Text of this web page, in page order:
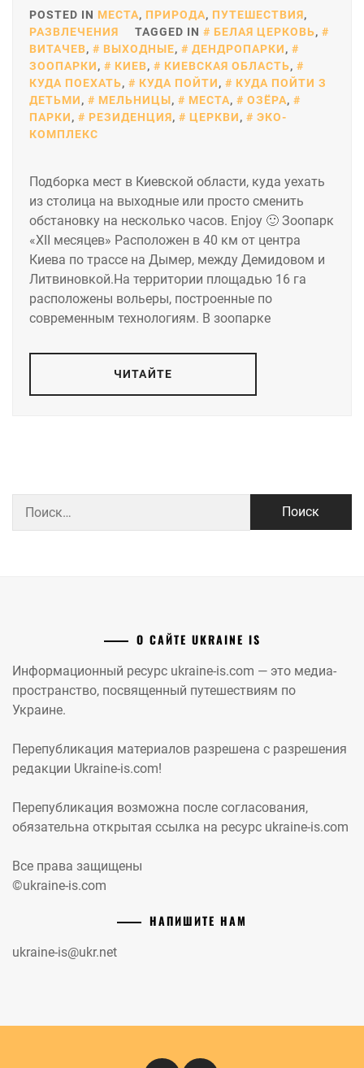
POSTED IN МЕСТА, ПРИРОДА, ПУТЕШЕСТВИЯ,
РАЗВЛЕЧЕНИЯ
TAGGED IN БЕЛАЯ ЦЕРКОВЬ,
ВИТАЧЕВ, ВЫХОДНЫЕ, ДЕНДРОПАРКИ,
ЗООПАРКИ, КИЕВ, КИЕВСКАЯ ОБЛАСТЬ,
КУДА ПОЕХАТЬ, КУДА ПОЙТИ,
КУДА ПОЙТИ З
ДЕТЬМИ, МЕЛЬНИЦЫ, МЕСТА, ОЗЁРА,
ПАРКИ, РЕЗИДЕНЦИЯ, ЦЕРКВИ,
ЭКО-
КОМПЛЕКС
Подборка мест в Киевской области, куда уехать
из столица на выходные или просто сменить
обстановку на несколько часов. Enjoy 🙂 Зоопарк
«XII месяцев» Расположен в 40 км от центра
Киева по трассе на Дымер, между Демидовом и
Литвиновкой.На территории площадью 16 га
расположены вольеры, построенные по
современным технологиям. В зоопарке
ЧИТАЙТЕ
О САЙТЕ UKRAINE IS
Информационный ресурс ukraine-is.com — это медиа-
пространство, посвященный путешествиям по
Украине.
Перепубликация материалов разрешена с разрешения
редакции Ukraine-is.com!
Перепубликация возможна после согласования,
обязательна открытая ссылка на ресурс ukraine-is.com
Все права защищены
©ukraine-is.com
НАПИШИТЕ НАМ
ukraine-is@ukr.net